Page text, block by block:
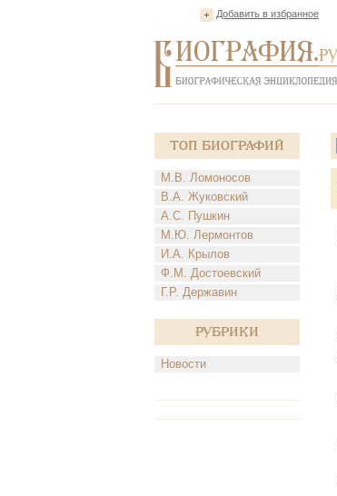
Добавить в избранное
Топ Биографий
М.В. Ломоносов
В.А. Жуковский
А.С. Пушкин
М.Ю. Лермонтов
И.А. Крылов
Ф.М. Достоевский
Г.Р. Державин
Рубрики
Новости